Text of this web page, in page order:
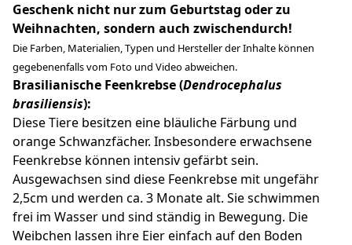
Geschenk nicht nur zum Geburtstag oder zu
Weihnachten, sondern auch zwischendurch!
Die Farben, Materialien, Typen und Hersteller der Inhalte können
gegebenenfalls vom Foto und Video abweichen.
Brasilianische Feenkrebse (Dendrocephalus
brasiliensis):
Diese Tiere besitzen eine bläuliche Färbung und
orange Schwanzfächer. Insbesondere erwachsene
Feenkrebse können intensiv gefärbt sein.
Ausgewachsen sind diese Feenkrebse mit ungefähr
2,5cm und werden ca. 3 Monate alt. Sie schwimmen
frei im Wasser und sind ständig in Bewegung. Die
Weibchen lassen ihre Eier einfach auf den Boden